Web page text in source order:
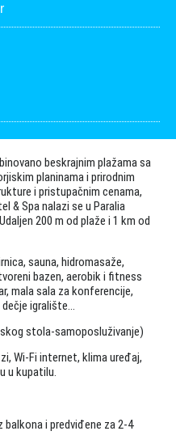
beskrajnim plažama sa
planinama i prirodnim
i pristupačnim cenama,
& Spa nalazi se u Paralia
200 m od plaže i 1 km od
sauna, hidromasaže,
bazen, aerobik i fitness
mala sala za konferencije,
igralište…
stola-samoposluživanje)
Wi-Fi internet, klima uređaj,
u kupatilu.
balkona i predviđene za 2-4